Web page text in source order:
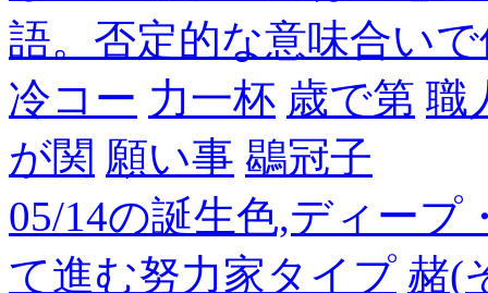
語。否定的な意味合い
冷コー 力一杯 歳で第 職
が関 願い事 鶡冠子
05/14の誕生色,ディー
て進む努力家タイプ 赭(